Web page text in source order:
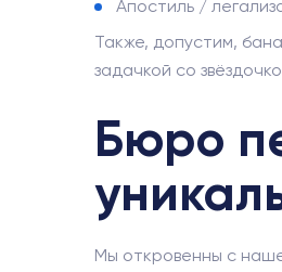
Апостиль /
Также, допустим,
задачкой со
Бюро
Мы откровенны с